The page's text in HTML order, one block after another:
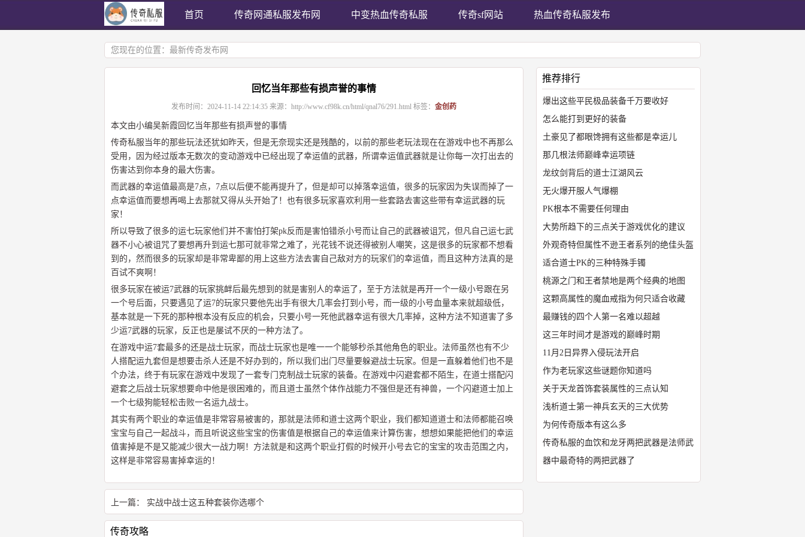
首页 传奇网通私服发布网 中变热血传奇私服 传奇sf网站 热血传奇私服发布
您现在的位置： 最新传奇发布网
回忆当年那些有损声誉的事情
发布时间： 2024-11-14 22:14:35 来源： http://www.cf98k.cn/html/qnal76/291.html 标签： 金创药
本文由小编吴新霞回忆当年那些有损声誉的事情
传奇私服当年的那些玩法还犹如昨天，但是无奈现实还是残酷的，以前的那些老玩法现在在游戏中也不再那么
受用，因为经过版本无数次的变动游戏中已经出现了幸运值的武器，所谓幸运值武器就是让你每一次打出去的
伤害达到你本身的最大伤害。
而武器的幸运值最高是7点，7点以后便不能再提升了，但是却可以掉落幸运值，很多的玩家因为失误而掉了一
点幸运值而要想再喝上去那就又得从头开始了！也有很多玩家喜欢利用一些套路去害这些带有幸运武器的玩
家！
所以导致了很多的运七玩家他们并不害怕打架pk反而是害怕错杀小号而让自己的武器被诅咒，但凡自己运七武
器不小心被诅咒了要想再升到运七那可就非常之难了，光花钱不说还得被别人嘲笑，这是很多的玩家都不想看
到的，然而很多的玩家却是非常卑鄙的用上这些方法去害自己敌对方的玩家们的幸运值，而且这种方法真的是
百试不爽啊！
很多玩家在被运7武器的玩家挑衅后最先想到的就是害别人的幸运了，至于方法就是再开一个一级小号跟在另
一个号后面，只要遇见了运7的玩家只要他先出手有很大几率会打到小号，而一级的小号血量本来就超级低，
基本就是一下死的那种根本没有反应的机会，只要小号一死他武器幸运有很大几率掉，这种方法不知道害了多
少运7武器的玩家，反正也是屡试不厌的一种方法了。
在游戏中运7套最多的还是战士玩家，而战士玩家也是唯一一个能够秒杀其他角色的职业。法师虽然也有不少
人搭配运九套但是想要击杀人还是不好办到的，所以我们出门尽量要躲避战士玩家。但是一直躲着他们也不是
个办法，终于有玩家在游戏中发现了一套专门克制战士玩家的装备。在游戏中闪避套都不陌生，在道士搭配闪
避套之后战士玩家想要命中他是很困难的，而且道士虽然个体作战能力不强但是还有神兽，一个闪避道士加上
一个七级狗能轻松击败一名运九战士。
其实有两个职业的幸运值是非常容易被害的，那就是法师和道士这两个职业，我们都知道道士和法师都能召唤
宝宝与自己一起战斗，而且听说这些宝宝的伤害值是根据自己的幸运值来计算伤害，想想如果能把他们的幸运
值害掉是不是又能减少很大一战力啊！方法就是和这两个职业打假的时候开小号去它的宝宝的攻击范围之内，
这样是非常容易害掉幸运的！
上一篇： 实战中战士这五种套装你选哪个
传奇攻略
推荐排行
爆出这些平民极品装备千万要收好
怎么能打到更好的装备
土豪见了都眼馋拥有这些都是幸运儿
那几根法师巅峰幸运项链
龙纹剑背后的道士江湖风云
无火爆开服人气爆棚
PK根本不需要任何理由
大势所趋下的三点关于游戏优化的建议
外观奇特但属性不逊王者系列的绝佳头盔
适合道士PK的三种特殊手镯
桃源之门和王者禁地是两个经典的地图
这颗高属性的魔血戒指为何只适合收藏
最赚钱的四个人第一名难以超越
这三年时间才是游戏的巅峰时期
11月2日异界入侵玩法开启
作为老玩家这些谜题你知道吗
关于天龙首饰套装属性的三点认知
浅析道士第一神兵玄天的三大优势
为何传奇版本有这么多
传奇私服的血饮和龙牙两把武器是法师武
器中最奇特的两把武器了